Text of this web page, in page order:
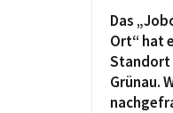
Das
Ort“ hat
Standort
Grünau.